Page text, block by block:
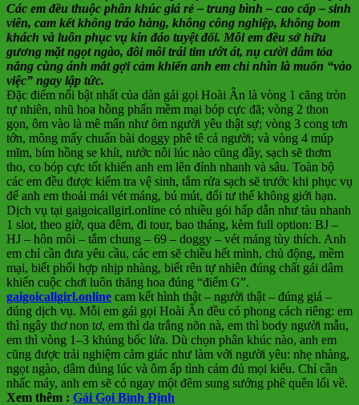
Các em đều thuộc phân khúc giá rẻ – trung bình – cao cấp – sinh
viên, cam kết không tráo hàng, không công nghiệp, không bom
khách và luôn phục vụ kín đáo tuyệt đối. Mỗi em đều sở hữu
gương mặt ngọt ngào, đôi môi trái tim ướt át, nụ cười dâm tỏa
nắng cùng ánh mắt gợi cảm khiến anh em chỉ nhìn là muốn “vào
việc” ngay lập tức.
Đặc điểm nổi bật nhất của dàn gái gọi Hoài Ân là vòng 1 căng tròn
tự nhiên, nhũ hoa hồng phấn mềm mại bóp cực đã; vòng 2 thon
gọn, ôm vào là mê mẩn như ôm người yêu thật sự; vòng 3 cong tơn
tớn, mông mẩy chuẩn bài doggy phê tê cả người; và vòng 4 múp
mĩm, bím hồng se khít, nước nôi lúc nào cũng đầy, sạch sẽ thơm
tho, co bóp cực tốt khiến anh em lên đỉnh nhanh và sâu. Toàn bộ
các em đều được kiểm tra vệ sinh, tắm rửa sạch sẽ trước khi phục vụ
để anh em thoải mái vét máng, bú mút, đổi tư thế không giới hạn.
Dịch vụ tại gaigoicallgirl.online có nhiều gói hấp dẫn như tàu nhanh
1 slot, theo giờ, qua đêm, đi tour, bao tháng, kèm full option: BJ –
HJ – hôn môi – tắm chung – 69 – doggy – vét máng tùy thích. Anh
em chỉ cần đưa yêu cầu, các em sẽ chiều hết mình, chủ động, mềm
mại, biết phối hợp nhịp nhàng, biết rên tự nhiên đúng chất gái dâm
khiến cuộc chơi luôn thăng hoa đúng “điểm G”.
gaigoicallgirl.online cam kết hình thật – người thật – đúng giá –
đúng dịch vụ. Mỗi em gái gọi Hoài Ân đều có phong cách riêng: em
thì ngây thơ non tơ, em thì da trắng nõn nà, em thì body người mẫu,
em thì vòng 1–3 khủng bốc lửa. Dù chọn phân khúc nào, anh em
cũng được trải nghiệm cảm giác như làm với người yêu: nhẹ nhàng,
ngọt ngào, dâm đúng lúc và ôm ấp tình cảm đủ mọi kiểu. Chỉ cần
nhấc máy, anh em sẽ có ngay một đêm sung sướng phê quên lối về.
Xem thêm : Gái Gọi Bình Định